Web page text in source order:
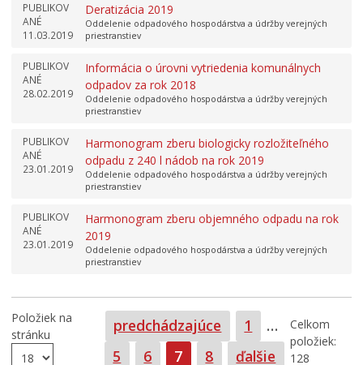
PUBLIKOV
ANÉ
11.03.2019
Deratizácia 2019
Oddelenie odpadového hospodárstva a údržby verejných
priestranstiev
PUBLIKOV
ANÉ
28.02.2019
Informácia o úrovni vytriedenia komunálnych
odpadov za rok 2018
Oddelenie odpadového hospodárstva a údržby verejných
priestranstiev
PUBLIKOV
ANÉ
23.01.2019
Harmonogram zberu biologicky rozložiteľného
odpadu z 240 l nádob na rok 2019
Oddelenie odpadového hospodárstva a údržby verejných
priestranstiev
PUBLIKOV
ANÉ
23.01.2019
Harmonogram zberu objemného odpadu na rok
2019
Oddelenie odpadového hospodárstva a údržby verejných
priestranstiev
Položiek na
stránku
predchádzajúce Strana
1
…
Strana
5 Strana
6 Strana
7 Strana
8 ďalšie
Celkom
položiek:
128